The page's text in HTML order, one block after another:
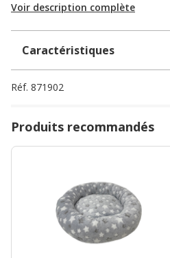
Voir description complète
Caractéristiques
Réf. 871902
Produits recommandés